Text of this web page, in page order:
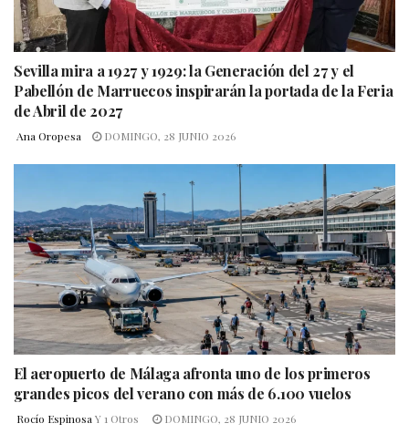
Sevilla mira a 1927 y 1929: la Generación del 27 y el
Pabellón de Marruecos inspirarán la portada de la Feria
de Abril de 2027
Ana Oropesa DOMINGO, 28 JUNIO 2026
El aeropuerto de Málaga afronta uno de los primeros
grandes picos del verano con más de 6.100 vuelos
Rocío Espinosa Y 1 Otros DOMINGO, 28 JUNIO 2026